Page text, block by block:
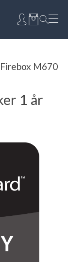
M670
1 år